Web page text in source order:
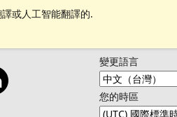
或人工智能翻譯的.
變更語言
您的時區